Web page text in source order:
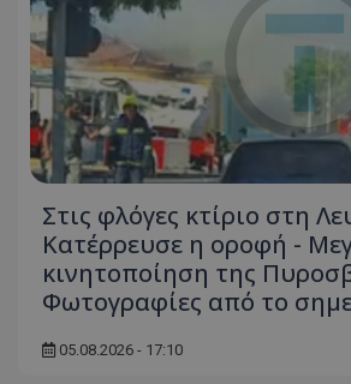
Στις φλόγες κτίριο στη
Κατέρρευσε η οροφή -
κινητοποίηση της
Φωτογραφίες από το
05.08.2026 - 17:10